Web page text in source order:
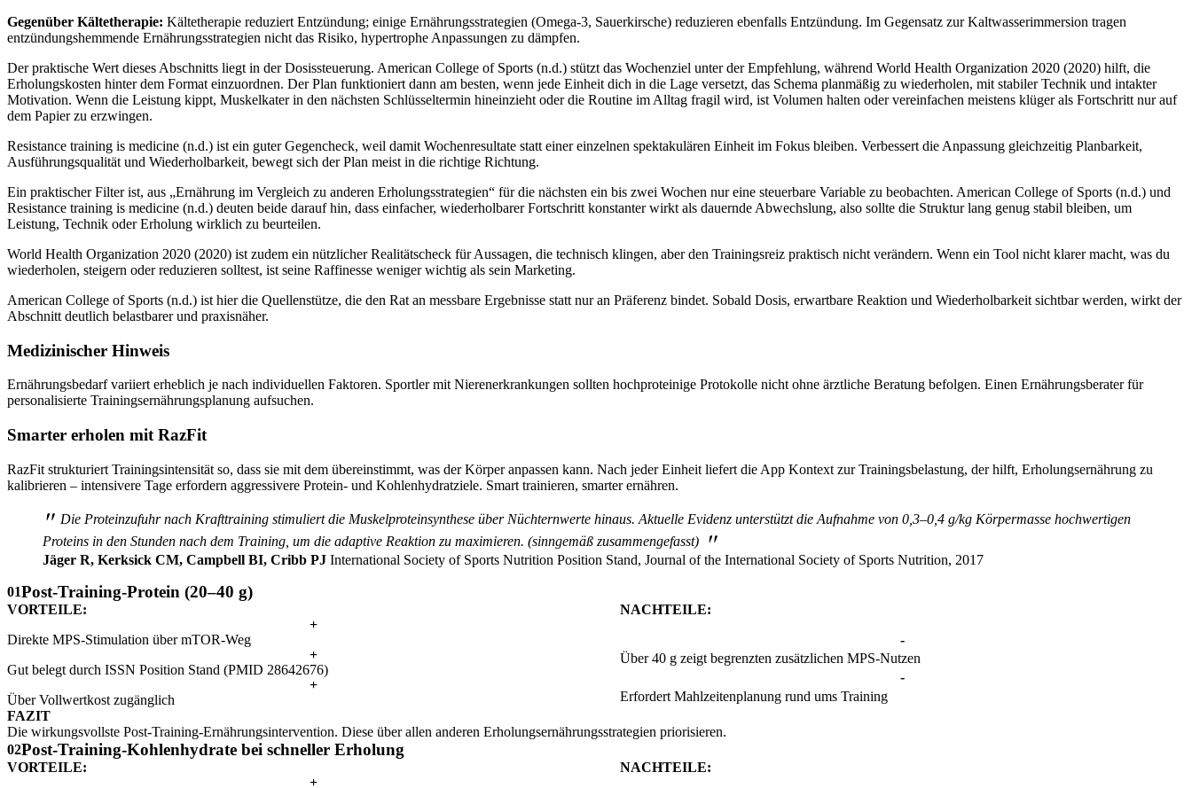
Gegenüber Kältetherapie: Kältetherapie reduziert Entzündung; einige Ernährungsstrategien (Omega-3, Sauerkirsche) reduzieren ebenfalls Entzündung. Im Gegensatz zur Kaltwasserimmersion tragen
entzündungshemmende Ernährungsstrategien nicht das Risiko, hypertrophe Anpassungen zu dämpfen.
Der praktische Wert dieses Abschnitts liegt in der Dosissteuerung. American College of Sports (n.d.) stützt das Wochenziel unter der Empfehlung, während World Health Organization 2020 (2020) hilft, die
Erholungskosten hinter dem Format einzuordnen. Der Plan funktioniert dann am besten, wenn jede Einheit dich in die Lage versetzt, das Schema planmäßig zu wiederholen, mit stabiler Technik und intakter
Motivation. Wenn die Leistung kippt, Muskelkater in den nächsten Schlüsseltermin hineinzieht oder die Routine im Alltag fragil wird, ist Volumen halten oder vereinfachen meistens klüger als Fortschritt nur auf
dem Papier zu erzwingen.
Resistance training is medicine (n.d.) ist ein guter Gegencheck, weil damit Wochenresultate statt einer einzelnen spektakulären Einheit im Fokus bleiben. Verbessert die Anpassung gleichzeitig Planbarkeit,
Ausführungsqualität und Wiederholbarkeit, bewegt sich der Plan meist in die richtige Richtung.
Ein praktischer Filter ist, aus „Ernährung im Vergleich zu anderen Erholungsstrategien“ für die nächsten ein bis zwei Wochen nur eine steuerbare Variable zu beobachten. American College of Sports (n.d.) und
Resistance training is medicine (n.d.) deuten beide darauf hin, dass einfacher, wiederholbarer Fortschritt konstanter wirkt als dauernde Abwechslung, also sollte die Struktur lang genug stabil bleiben, um
Leistung, Technik oder Erholung wirklich zu beurteilen.
World Health Organization 2020 (2020) ist zudem ein nützlicher Realitätscheck für Aussagen, die technisch klingen, aber den Trainingsreiz praktisch nicht verändern. Wenn ein Tool nicht klarer macht, was du
wiederholen, steigern oder reduzieren solltest, ist seine Raffinesse weniger wichtig als sein Marketing.
American College of Sports (n.d.) ist hier die Quellenstütze, die den Rat an messbare Ergebnisse statt nur an Präferenz bindet. Sobald Dosis, erwartbare Reaktion und Wiederholbarkeit sichtbar werden, wirkt der
Abschnitt deutlich belastbarer und praxisnäher.
Medizinischer Hinweis
Ernährungsbedarf variiert erheblich je nach individuellen Faktoren. Sportler mit Nierenerkrankungen sollten hochproteinige Protokolle nicht ohne ärztliche Beratung befolgen. Einen Ernährungsberater für
personalisierte Trainingsernährungsplanung aufsuchen.
Smarter erholen mit RazFit
RazFit strukturiert Trainingsintensität so, dass sie mit dem übereinstimmt, was der Körper anpassen kann. Nach jeder Einheit liefert die App Kontext zur Trainingsbelastung, der hilft, Erholungsernährung zu
kalibrieren – intensivere Tage erfordern aggressivere Protein- und Kohlenhydratziele. Smart trainieren, smarter ernähren.
" Die Proteinzufuhr nach Krafttraining stimuliert die Muskelproteinsynthese über Nüchternwerte hinaus. Aktuelle Evidenz unterstützt die Aufnahme von 0,3–0,4 g/kg Körpermasse hochwertigen
Proteins in den Stunden nach dem Training, um die adaptive Reaktion zu maximieren. (sinngemäß zusammengefasst)
"
Jäger R, Kerksick CM, Campbell BI, Cribb PJ International Society of Sports Nutrition Position Stand, Journal of the International Society of Sports Nutrition, 2017
01Post-Training-Protein (20–40 g)
VORTEILE:
+
Direkte MPS-Stimulation über mTOR-Weg
+
Gut belegt durch ISSN Position Stand (PMID 28642676)
+
Über Vollwertkost zugänglich
NACHTEILE:
-
Über 40 g zeigt begrenzten zusätzlichen MPS-Nutzen
-
Erfordert Mahlzeitenplanung rund ums Training
FAZIT
Die wirkungsvollste Post-Training-Ernährungsintervention. Diese über allen anderen Erholungsernährungsstrategien priorisieren.
02Post-Training-Kohlenhydrate bei schneller Erholung
VORTEILE:
+
NACHTEILE: